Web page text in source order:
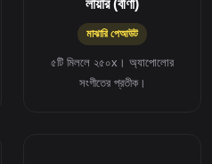
লায়ার (বীণা)
মাঝারি পেআউট
৫টি মিললে ২৫০x। অ্যাপোলোর
সংগীতের প্রতীক।